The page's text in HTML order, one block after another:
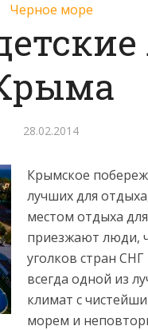
Черное море
28.02.2014
Крымское
лучших для
местом отдыха
приезжают люди,
уголков стран
всегда одной из
климат с
морем и